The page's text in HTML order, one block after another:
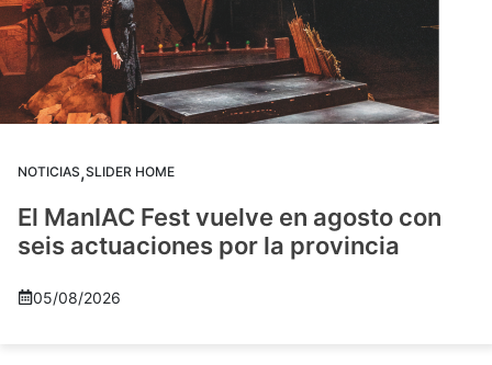
NOTICIAS,SLIDER HOME
El ManIAC Fest vuelve en agosto con
seis actuaciones por la provincia
05/08/2026